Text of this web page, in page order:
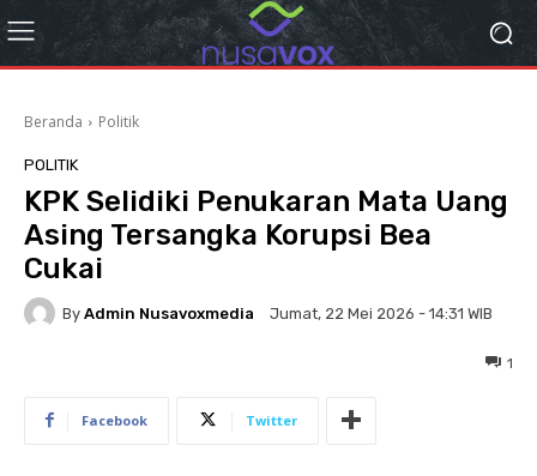
Beranda Politik
POLITIK
KPK Selidiki Penukaran Mata Uang
Asing Tersangka Korupsi Bea
Cukai
By Admin Nusavoxmedia Jumat, 22 Mei 2026 - 14:31 WIB
1
Facebook Twitter